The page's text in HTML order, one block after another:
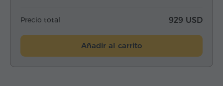
Precio total 929 USD
Añadir al carrito